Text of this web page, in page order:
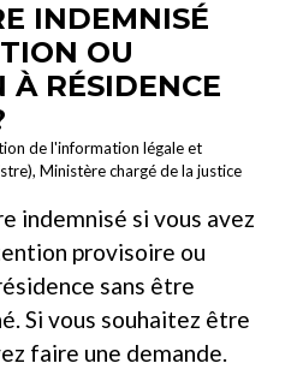
INDEMNISÉ
OU
À RÉSIDENCE
de l'information légale et
Ministère chargé de la justice
indemnisé si vous avez
provisoire ou
sans être
Si vous souhaitez être
faire une demande.